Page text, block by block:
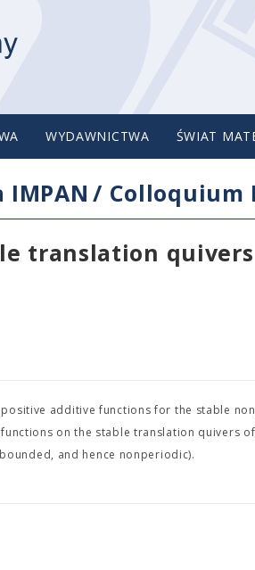
WYDAWNICTWA ŚWIAT
IMPAN / Colloquium
translation quivers
additive functions for the stable
on the stable translation quivers
and hence nonperiodic).